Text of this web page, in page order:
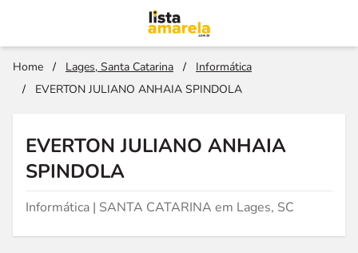
Home / Lages, Santa Catarina /
Informática
/
EVERTON JULIANO ANHAIA SPINDOLA
EVERTON JULIANO ANHAIA
SPINDOLA
Informática | SANTA CATARINA em Lages, SC